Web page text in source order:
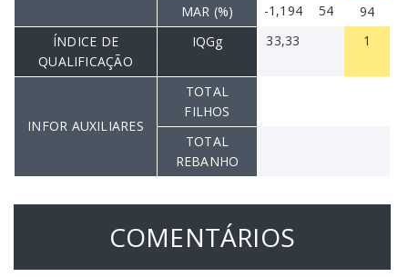
MAR (%)
-1,194 54
94
ÍNDICE DE
QUALIFICAÇÃO
IQGg 33,33 1
INFOR AUXILIARES
TOTAL
FILHOS
TOTAL
REBANHO
COMENTÁRIOS